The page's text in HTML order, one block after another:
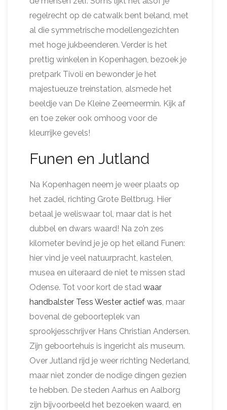
regelrecht op de catwalk bent beland, met
al die symmetrische modellengezichten
met hoge jukbeenderen. Verder is het
prettig winkelen in Kopenhagen, bezoek je
pretpark Tivoli en bewonder je het
majestueuze treinstation, alsmede het
beeldje van De Kleine Zeemeermin. Kijk af
en toe zeker ook omhoog voor de
kleurrijke gevels!
Funen en Jutland
Na Kopenhagen neem je weer plaats op
het zadel, richting Grote Beltbrug. Hier
betaal je weliswaar tol, maar dat is het
dubbel en dwars waard! Na zo’n zes
kilometer bevind je je op het eiland Funen:
hier vind je veel natuurpracht, kastelen,
musea en uiteraard de niet te missen stad
Odense. Tot voor kort de stad waar
handbalster Tess Wester actief was, maar
bovenal de geboorteplek van
sprookjesschrijver Hans Christian Andersen.
Zijn geboortehuis is ingericht als museum.
Over Jutland rijd je weer richting Nederland,
maar niet zonder de nodige dingen gezien
te hebben. De steden Aarhus en Aalborg
zijn bijvoorbeeld het bezoeken waard, en